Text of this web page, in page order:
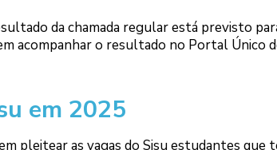
da chamada regular está previsto
acompanhar o resultado no Portal Único
em 2025
pleitear as vagas do Sisu estudantes